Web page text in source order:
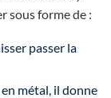
sous forme de :
passer la
métal, il donne